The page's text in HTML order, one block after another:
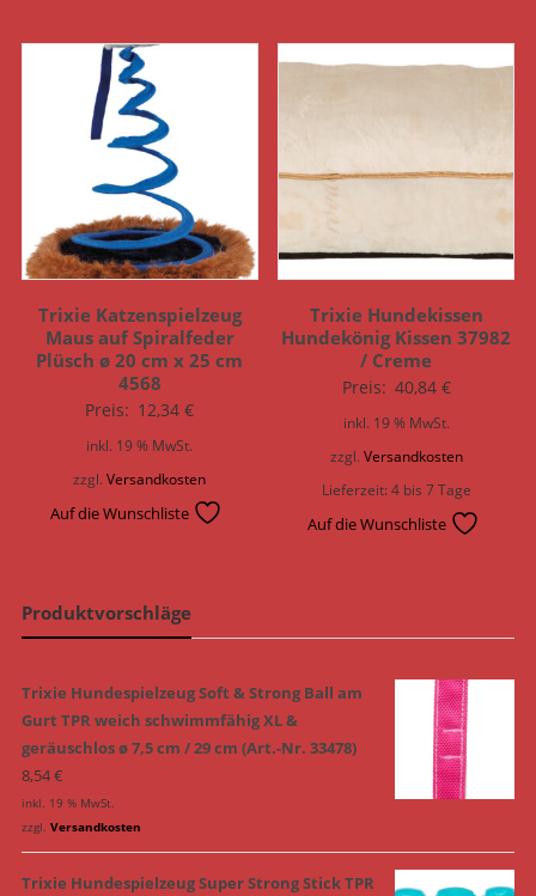
Trixie Katzenspielzeug
Maus auf Spiralfeder
Plüsch ø 20 cm x 25 cm
4568
Preis: 12,34€
inkl. 19 % MwSt.
zzgl.Versandkosten
Auf die Wunschliste
Trixie Hundekissen
Hundekönig Kissen 37982
/ Creme
Preis: 40,84 €
inkl. 19 % MwSt.
zzgl.Versandkosten
Lieferzeit:4 bis 7 Tage
Auf die Wunschliste
Produktvorschläge
Trixie Hundespielzeug Soft & Strong Ball am
Gurt TPR weich schwimmfähig XL &
geräuschlos ø 7,5 cm / 29 cm (Art.-Nr. 33478)
8,54€
inkl. 19 % MwSt.
zzgl. Versandkosten
Trixie Hundespielzeug Super Strong Stick TPR